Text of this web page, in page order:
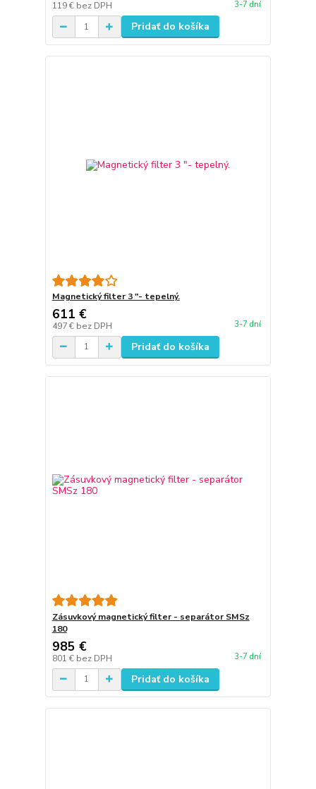
119 € bez DPH 3-7 dní
Pridať do košíka
Magnetický filter 3 "- tepelný.
611 €
497 € bez DPH 3-7 dní
Pridať do košíka
Zásuvkový magnetický filter - separátor SMSz
180
985 €
801 € bez DPH 3-7 dní
Pridať do košíka